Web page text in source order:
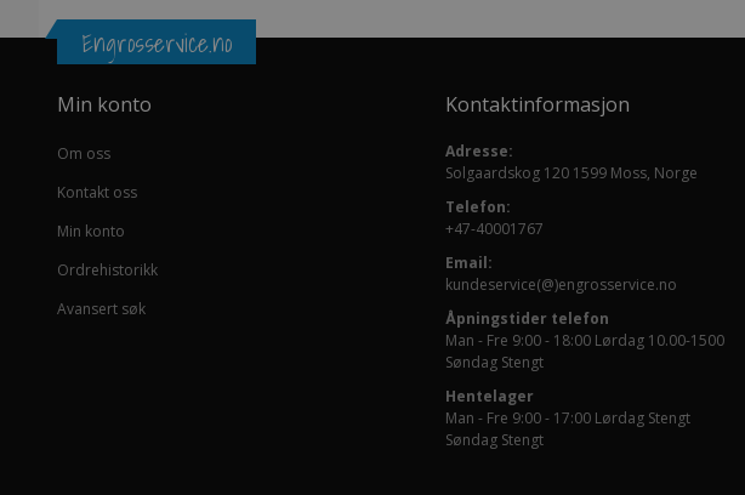
Engrosservice.no
Min konto
Om oss
Kontakt oss
Min konto
Ordrehistorikk
Avansert søk
Kontaktinformasjon
Adresse:
Solgaardskog 120 1599 Moss, Norge
Telefon:
+47-40001767
Email:
kundeservice(@)engrosservice.no
Åpningstider telefon
Man - Fre 9:00 - 18:00 Lørdag 10.00-1500
Søndag Stengt
Hentelager
Man - Fre 9:00 - 17:00 Lørdag Stengt
Søndag Stengt